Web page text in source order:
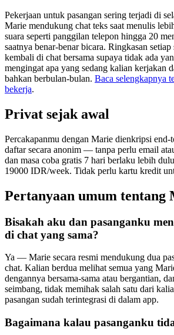
Pekerjaan untuk pasangan sering terjadi di
Marie mendukung chat teks saat menulis
suara seperti panggilan telepon hingga 20
saatnya benar-benar bicara. Ringkasan
kembali di chat bersama supaya tidak ada
mengingat apa yang sedang kalian kerjakan
bahkan berbulan-bulan. Baca selengkapnya
bekerja.
Privat sejak awal
Percakapanmu dengan Marie dienkripsi end-
daftar secara anonim — tanpa perlu email
dan masa coba gratis 7 hari berlaku lebih
19000 IDR/week. Tidak perlu kartu kredit
Pertanyaan umum tentang
Bisakah aku dan pasanganku
di chat yang sama?
Ya — Marie secara resmi mendukung dua
chat. Kalian berdua melihat semua yang
dengannya bersama-sama atau bergantian,
seimbang, tidak memihak salah satu dari
pasangan sudah terintegrasi di dalam app.
Bagaimana kalau pasanganku